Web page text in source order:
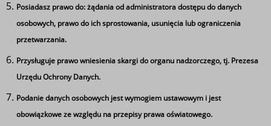
Lamentowicz Natalia, Dondajewski Michał, Papina Jakub
Tagi
Ta strona wykorzystuje pliki cookie
Używamy informacji zapisanych za pomocą plików
korzystaniu z naszego serwisu. Mogą też korzystać z nich
współpracujące z nami firmy badawcze oraz reklamowe.
Jeżeli wyrażasz zgodę na zapisywanie informacji zawartej
w cookies kliknij na przycisk 'zgadzam się'. Jeśli nie
Posiadasz prawo do: żądania od administratora dostępu do danych
osobowych, prawo do ich sprostowania, usunięcia lub ograniczenia
przetwarzania.
Przysługuje prawo wniesienia skargi do organu nadzorczego, tj. Prezesa
Urzędu Ochrony Danych.
Podanie danych osobowych jest wymogiem ustawowym i jest
obowiązkowe ze względu na przepisy prawa oświatowego.